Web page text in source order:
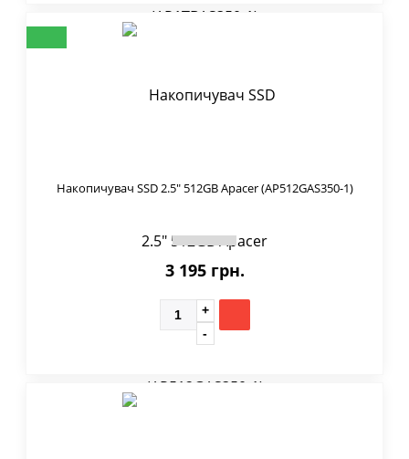
Накопичувач SSD 2.5" 512GB Apacer (AP512GAS350-1)
3 195 грн.